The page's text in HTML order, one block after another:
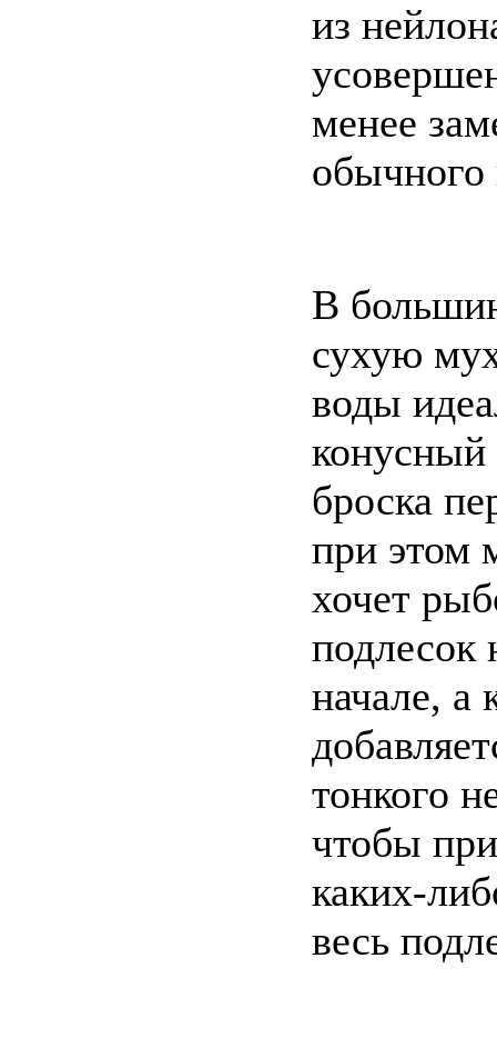
из
менее
обычного
В
сухую
воды
конусный
броска
при этом
хочет
подлесок
начале, а
тонкого
чтобы
каких-
весь